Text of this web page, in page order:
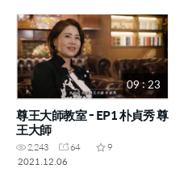
09 : 23
尊王大師教室 - EP1 朴貞秀 尊
王大師
2,243 64
9
2021.12.06